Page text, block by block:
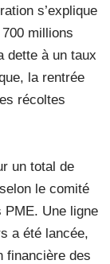
s’explique
millions
dette à un taux
la rentrée
récoltes
un total de
le comité
PME. Une ligne
a été lancée,
financière des